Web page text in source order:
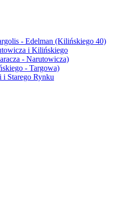
- Edelman (Kilińskiego 40)
i Kilińskiego
- Narutowicza)
- Targowa)
i Starego Rynku